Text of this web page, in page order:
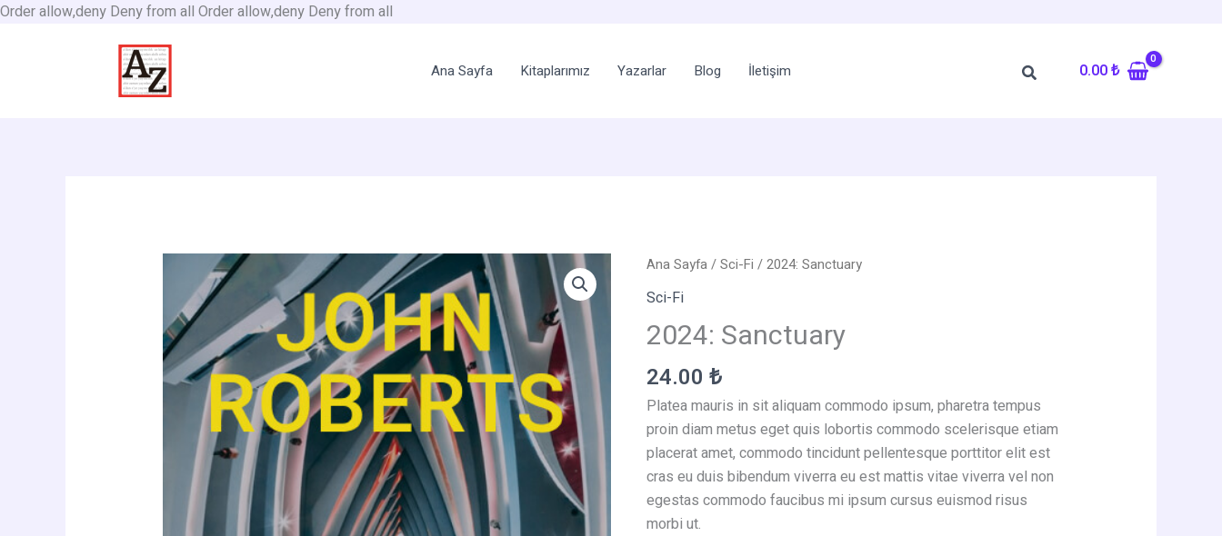
Order allow,deny Deny from all Order allow,deny Deny from all
Ana Sayfa Kitaplarımız Yazarlar Blog İletişim Arama 0.00₺
Ana Sayfa/Sci-Fi / 2024: Sanctuary
Sci-Fi
2024: Sanctuary
24.00₺
Platea mauris in sit aliquam commodo ipsum, pharetra tempus
proin diam metus eget quis lobortis commodo scelerisque etiam
placerat amet, commodo tincidunt pellentesque porttitor elit est
cras eu duis bibendum viverra eu est mattis vitae viverra vel non
egestas commodo faucibus mi ipsum cursus euismod risus
morbi ut.